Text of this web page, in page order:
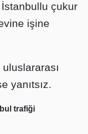
İstanbullu çukur
işine
yanıtsız.
trafiği